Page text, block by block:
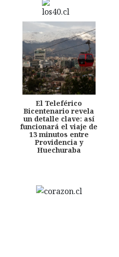
El Teleférico
Bicentenario revela
un detalle clave: así
funcionará el viaje de
13 minutos entre
Providencia y
Huechuraba